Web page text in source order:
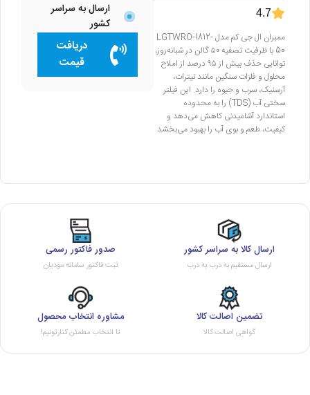
ارسال به سراسر
کشور
دریافت
قیمت
4.7
ممبران ال جی کم مدل LGTWRO-1812-
50 با ظرفیت تصفیه ۵۰ گالن در شبانه‌روز،
توانایی حذف بیش از ۹۵ درصد از املاح
محلول و فلزات سنگین مانند نیترات،
آرسنیک، سرب و جیوه را دارد. این فیلتر
سختی آب (TDS) را به محدوده
استاندارد آشامیدنی کاهش می‌دهد و
کیفیت، طعم و بوی آب را بهبود می‌بخشد
ارسال کالا به سراسر کشور
ارسال مستقیم به درب به درب
صدور فاکتور رسمی
ثبت فاکتور سامانه مودیان
تضمین اصالت کالا
گواهی اصالت کالا
مشاوره انتخاب محصول
تا انتخاب مطمئن کنارتونیم!